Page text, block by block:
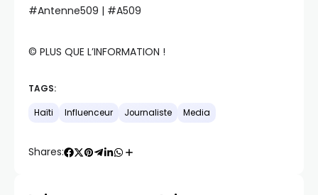
#Antenne509 | #A509
©️ PLUS QUE L’INFORMATION !
TAGS:
Haïti Influenceur Journaliste Media
Shares: